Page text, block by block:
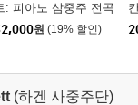
: 피아노 삼중주 전곡
Complete Pia
no Trios)
원 (19% 할인)
(하겐 사중주단)